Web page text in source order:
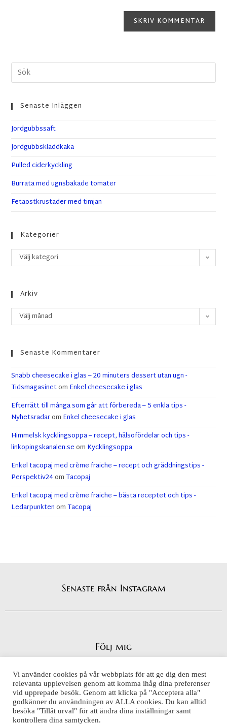
Senaste Inläggen
Jordgubbssaft
Jordgubbskladdkaka
Pulled ciderkyckling
Burrata med ugnsbakade tomater
Fetaostkrustader med timjan
Kategorier
Välj kategori
Arkiv
Välj månad
Senaste Kommentarer
Snabb cheesecake i glas – 20 minuters dessert utan ugn -
Tidsmagasinetom Enkel cheesecake i glas
Efterrätt till många som går att förbereda – 5 enkla tips -
Nyhetsradarom Enkel cheesecake i glas
Himmelsk kycklingsoppa – recept, hälsofördelar och tips -
linkopingskanalen.seom Kycklingsoppa
Enkel tacopaj med crème fraiche – recept och gräddningstips -
Perspektiv24omTacopaj
Enkel tacopaj med crème fraiche – bästa receptet och tips -
LedarpunktenomTacopaj
Senaste från Instagram
Följ mig
Integritetspolicy
Cookiepolicy
Vi använder cookies på vår webbplats för att ge dig den mest
relevanta upplevelsen genom att komma ihåg dina preferenser
vid upprepade besök. Genom att klicka på "Acceptera alla"
godkänner du användningen av ALLA cookies. Du kan alltid
besöka "Tillåt urval" för att ändra dina inställningar samt
kontrollera dina samtycken.